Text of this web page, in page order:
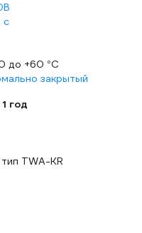
с
до +60 °С
закрытый
год
TWA-KR